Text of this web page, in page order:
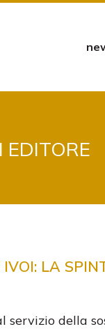
EDITORE
LA
servizio della